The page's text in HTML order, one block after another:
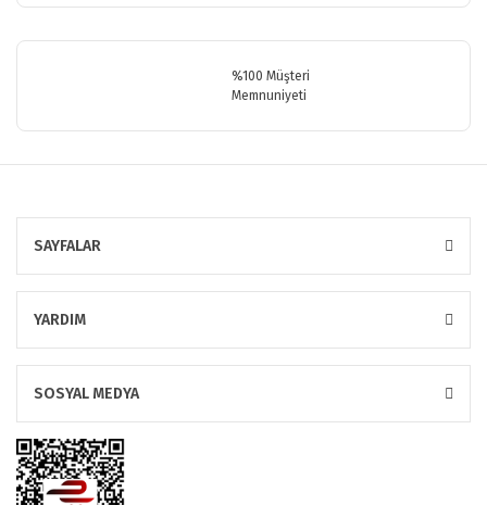
%100 Müşteri
Memnuniyeti
SAYFALAR
YARDIM
SOSYAL MEDYA